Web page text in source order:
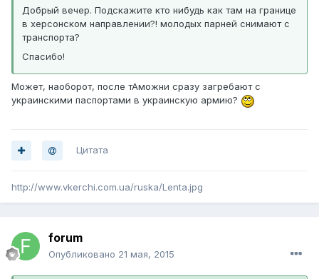
Добрый вечер. Подскажите кто нибудь как там на границе
в херсонском направлении?! молодых парней снимают с
транспорта?
Спасибо!
Может, наоборот, после тАможни сразу загребают с
украинскими паспортами в украинскую армию?
Цитата
http://www.vkerchi.com.ua/ruska/Lenta.jpg
forum
Опубликовано 21 мая, 2015